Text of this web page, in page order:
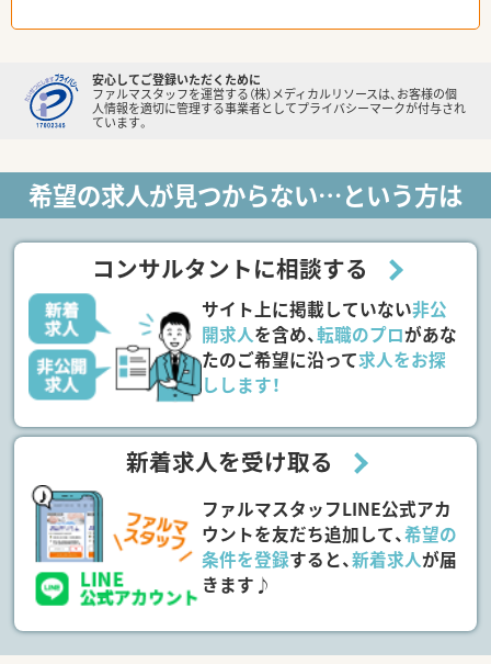
安心してご登録いただくために
ファルマスタッフを運営する（株）メディカルリソースは、お客様の個
人情報を適切に管理する事業者としてプライバシーマークが付与され
ています。
希望の求人が見つからない…という方は
コンサルタントに相談する
サイト上に掲載していない非公
開求人を含め、転職のプロがあな
たのご希望に沿って求人をお探
しします！
新着求人を受け取る
ファルマスタッフLINE公式アカ
ウントを友だち追加して、希望の
条件を登録すると、新着求人が届
きます♪